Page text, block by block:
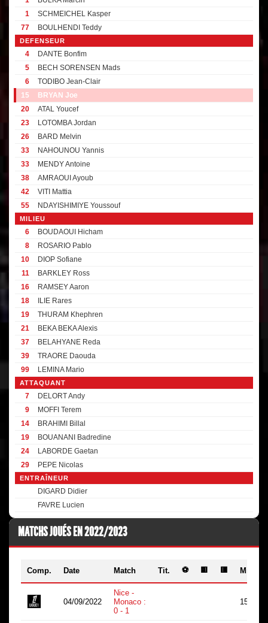
1
SCHMEICHEL Kasper
77
BOULHENDI Teddy
DEFENSEUR
4
DANTE Bonfim
5
BECH SORENSEN Mads
6
TODIBO Jean-Clair
15
BRYAN Joe
20
ATAL Youcef
23
LOTOMBA Jordan
26
BARD Melvin
33
NAHOUNOU Yannis
33
MENDY Antoine
38
AMRAOUI Ayoub
42
VITI Mattia
55
NDAYISHIMIYE Youssouf
MILIEU
6
BOUDAOUI Hicham
8
ROSARIO Pablo
10
DIOP Sofiane
11
BARKLEY Ross
16
RAMSEY Aaron
18
ILIE Rares
19
THURAM Khephren
21
BEKA BEKA Alexis
37
BELAHYANE Reda
39
TRAORE Daouda
99
LEMINA Mario
ATTAQUANT
7
DELORT Andy
9
MOFFI Terem
14
BRAHIMI Billal
19
BOUANANI Badredine
24
LABORDE Gaetan
29
PEPE Nicolas
ENTRAÎNEUR
DIGARD Didier
FAVRE Lucien
MATCHS JOUÉS EN 2022/2023
Comp. Date Match Tit. ⚽ 🟨 🟥 Min.
04/09/2022
Nice -
Monaco :
0 - 1
15